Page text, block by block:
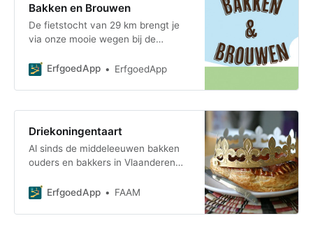
Bakken en Brouwen
De fietstocht van 29 km brengt je
via onze mooie wegen bij de
en nu. Onderweg zijn er enkele
ErfgoedApp ErfgoedApp
Driekoningentaart
Al sinds de middeleeuwen bakken
ouders en bakkers in Vlaanderen
januari een speciale taart waarin ze
Wie die boon in zijn deel van de
ErfgoedApp FAAM